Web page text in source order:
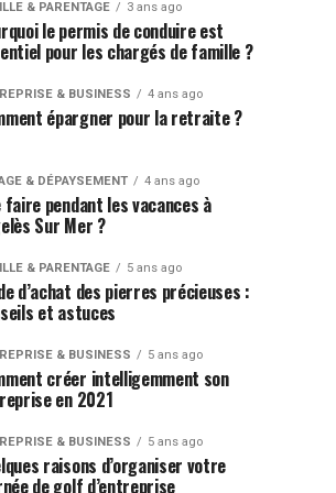
& PARENTAGE 3 ans ago
le permis de conduire est
pour les chargés de famille ?
& BUSINESS 4 ans ago
épargner pour la retraite ?
& DÉPAYSEMENT 4 ans ago
faire pendant les vacances à
Sur Mer ?
& PARENTAGE 5 ans ago
d’achat des pierres précieuses :
et astuces
& BUSINESS 5 ans ago
créer intelligemment son
en 2021
& BUSINESS 5 ans ago
raisons d’organiser votre
de golf d’entreprise